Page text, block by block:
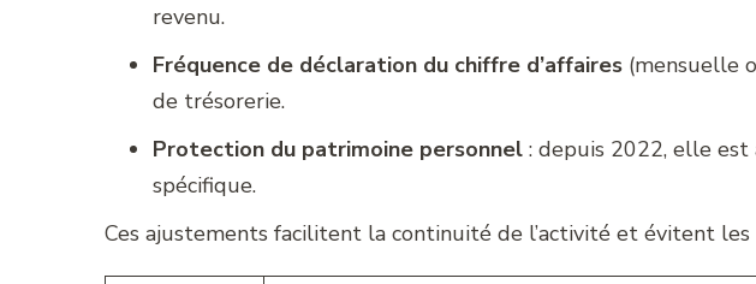
revenu.
Fréquence de déclaration du chiffre d’affaires (mensuelle
de trésorerie.
Protection du patrimoine personnel : depuis 2022, elle
spécifique.
Ces ajustements facilitent la continuité de l’activité et évitent